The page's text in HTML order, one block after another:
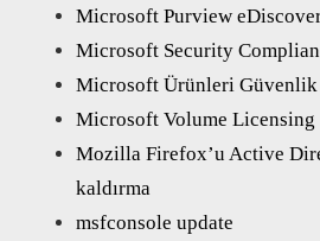
Microsoft Purview
Microsoft Security
Microsoft Ürünleri Güvenlik
Microsoft Volume Licensing
Mozilla Firefox’u Active
kaldırma
msfconsole update